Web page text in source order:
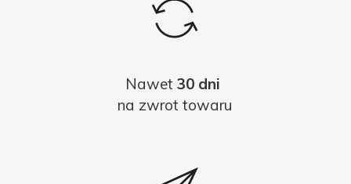
Nawet 30 dni
na zwrot towaru